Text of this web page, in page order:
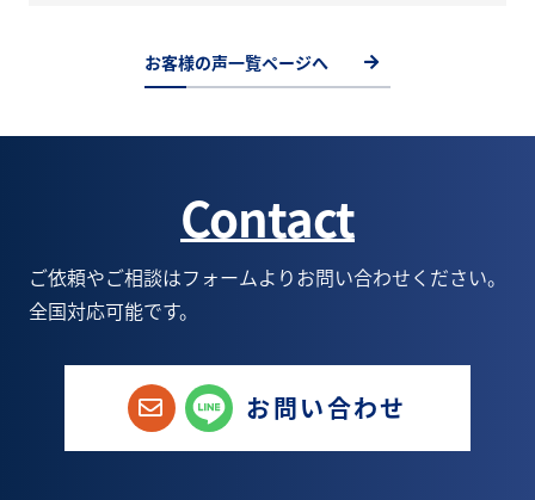
お客様の声一覧ページへ
Contact
ご依頼やご相談はフォームよりお問い合わせください。
全国対応可能です。
お問い合わせ